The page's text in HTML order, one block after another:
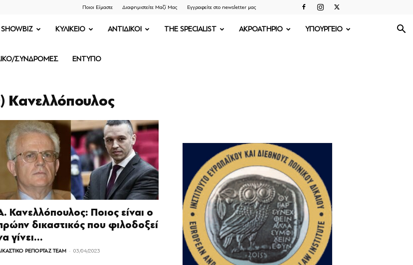
Ποιοι Είμαστε Διαφημιστείτε Μαζί Μας Εγγραφείτε στο newsletter μας
SHOWBIZ ΚΥΛΙΚΕΙΟ ΑΝΤΙΔΙΚΟΙ THE SPECIALIST ΑΚΡΟΑΤΗΡΙΟ ΥΠΟΥΡΓΕΙΟ
ΣΥΝΔΡΟΜΕΣ ΕΝΤΥΠΟ
Κανελλόπουλος
Κανελλόπουλος: Ποιος είναι ο
δικαστικός που φιλοδοξεί
γίνει...
ΡΕΠΟΡΤΑΖ TEAM - 03/04/2023